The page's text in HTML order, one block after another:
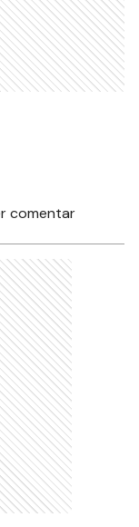
comentar